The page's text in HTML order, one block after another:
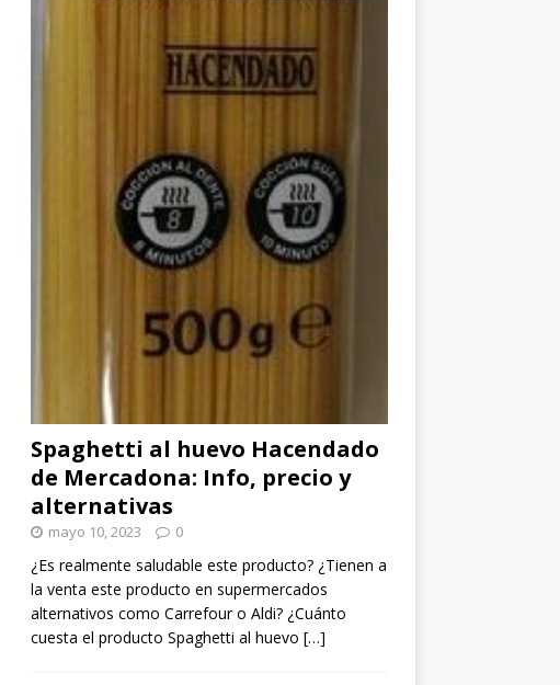
Spaghetti al huevo Hacendado
de Mercadona: Info, precio y
alternativas
mayo 10, 2023 0
¿Es realmente saludable este producto? ¿Tienen a
la venta este producto en supermercados
alternativos como Carrefour o Aldi? ¿Cuánto
cuesta el producto Spaghetti al huevo […]